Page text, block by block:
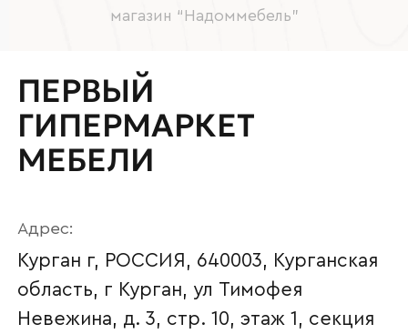
магазин “Надоммебель”
ПЕРВЫЙ
ГИПЕРМАРКЕТ
МЕБЕЛИ
Адрес:
Курган г, РОССИЯ, 640003, Курганская
область, г Курган, ул Тимофея
Невежина, д. 3, стр. 10, этаж 1, секция